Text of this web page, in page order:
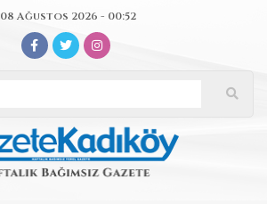
08 Ağustos 2026 - 00:52